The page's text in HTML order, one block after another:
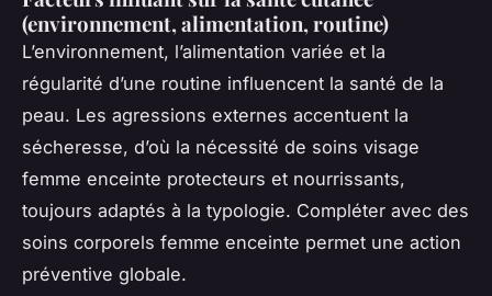
(environnement, alimentation, routine)
L’environnement, l’alimentation variée et la
régularité d’une routine influencent la santé de la
peau. Les agressions externes accentuent la
sécheresse, d’où la nécessité de soins visage
femme enceinte protecteurs et nourrissants,
toujours adaptés à la typologie. Compléter avec des
soins corporels femme enceinte permet une action
préventive globale.